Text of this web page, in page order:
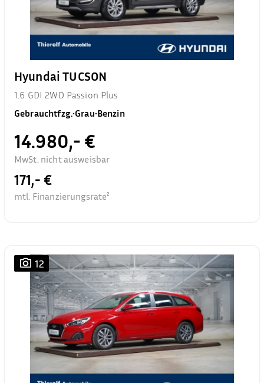
Hyundai TUCSON
1.6 GDI 2WD Passion Plus
Gebrauchtfzg.•Grau•Benzin
14.980,- €
MwSt. nicht ausweisbar
171,- €
mtl. Finanzierungsrate²
12